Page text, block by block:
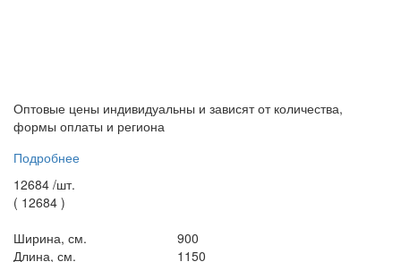
Оптовые цены индивидуальны и зависят от количества,
формы оплаты и региона
Подробнее
12684 /шт.
( 12684 )
Ширина, см.
900
Длина, см.
1150